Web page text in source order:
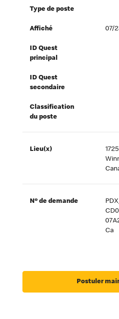
Type de poste
Affiché 07/
ID Quest
principal
ID Quest
secondaire
Classification
du poste
Lieu(x)
Nº de demande
Ca
Postuler